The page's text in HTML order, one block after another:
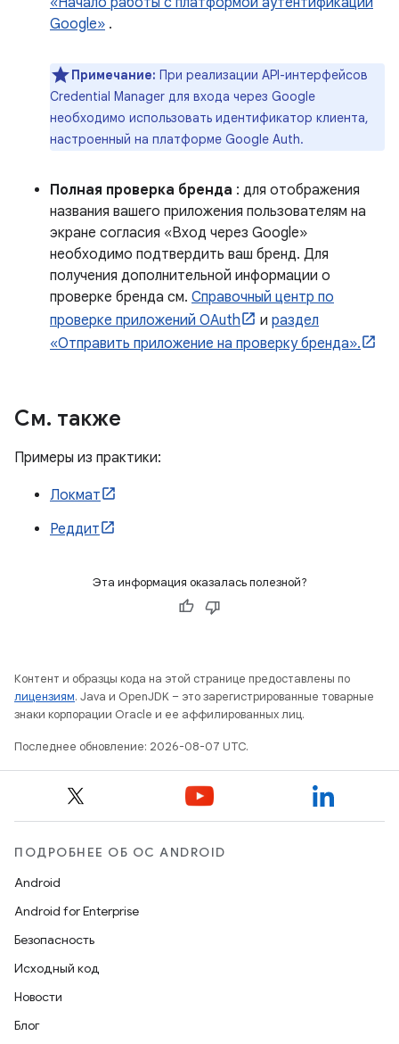
Google» .
Примечание: При реализации API-интерфейсов
Credential Manager для входа через Google
необходимо использовать идентификатор клиента,
настроенный на платформе Google Auth.
Полная проверка бренда : для отображения
названия вашего приложения пользователям на
экране согласия «Вход через Google»
необходимо подтвердить ваш бренд. Для
получения дополнительной информации о
проверке бренда см. Справочный центр по
проверке приложений OAuth
и раздел
«Отправить приложение на проверку бренда».
См. также
Примеры из практики:
Локмат
Реддит
Эта информация оказалась полезной?
Контент и образцы кода на этой странице предоставлены по
лицензиям. Java и OpenJDK – это зарегистрированные товарные
знаки корпорации Oracle и ее аффилированных лиц.
Последнее обновление: 2026-08-07 UTC.
ПОДРОБНЕЕ ОБ ОС ANDROID
Android
Android for Enterprise
Безопасность
Исходный код
Новости
Блог